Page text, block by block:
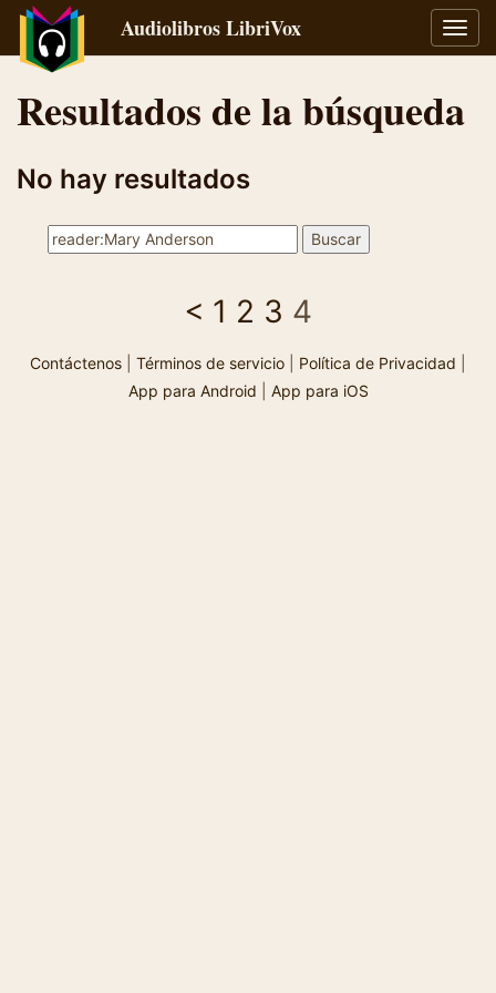
Audiolibros LibriVox
Resultados de la búsqueda
No hay resultados
< 1 2 3 4
Contáctenos Términos de servicio Política de Privacidad
App para Android
App para iOS